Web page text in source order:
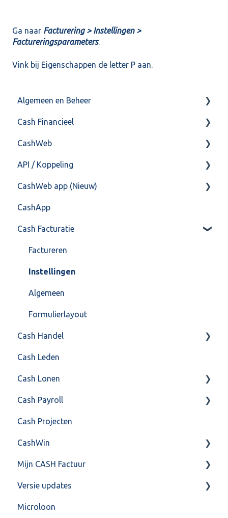
Ga naar Facturering > Instellingen >
Factureringsparameters.
Vink bij Eigenschappen de letter P aan.
Algemeen en Beheer
Bank(koppeling)
Import/Export
Postbus
Training & Consultancy
Overig
Cash Financieel
Boekhoud
Fiscaal
Overig
CashWeb
CashHero Layout
Mailen vanuit CASHWeb
Algemeen gebruik
API / Koppeling
Algemeen
Api 3.0 (SOAP API)
API 4.0 (REST API)
CashWeb app (Nieuw)
Veel gestelde vragen
CashApp
Cash Facturatie
Factureren
Instellingen
Algemeen
Formulierlayout
Cash Handel
Inkoop
Verkoop
Voorraad
Overig
VoorraadService & Onderhoud
Cash Leden
Cash Lonen
Algemeen
Inrichting
Jaarafsluiting
Salarisberekening
Overig
FAQ – Beëindiging CASH Lonen en overstap naar
Cash Payroll
Aangifte
Algemeen
Basis Training
Berekening
FAQ
Cash Projecten
CashWin
Overig
Mijn CASH Factuur
Facturatie Loonportal( CASH Lonen)
Mijn CASH factuur
Versie updates
CashWeb updates 2025
Microloon